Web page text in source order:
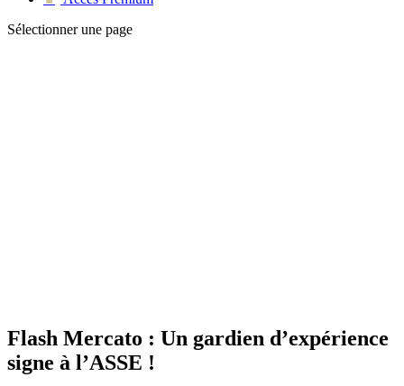
Sélectionner une page
Flash Mercato : Un gardien d’expérience
signe à l’ASSE !